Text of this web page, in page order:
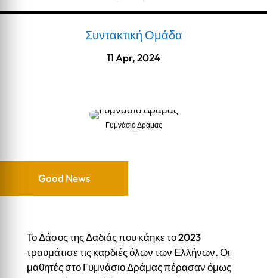
Συντακτική Ομάδα
11 Apr, 2024
Γυμνάσιο Δράμας
Good News
Το Δάσος της Δαδιάς που κάηκε το 2023
τραυμάτισε τις καρδιές όλων των Ελλήνων. Οι
μαθητές στο Γυμνάσιο Δράμας πέρασαν όμως